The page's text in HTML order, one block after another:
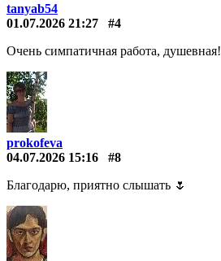
tanyab54
01.07.2026 21:27
#4
Очень симпатичная работа, душевная!
prokofeva
04.07.2026 15:16
#8
Благодарю, приятно слышать 🌷